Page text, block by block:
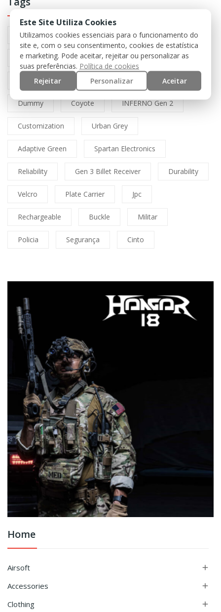
Preto Black Airsoft Tan
Multicam Mfh Boné Cordura
Lasercut Spitfire Direct Action
Dummy Coyote INFERNO Gen 2
Customization Urban Grey
Adaptive Green Spartan Electronics
Reliability Gen 3 Billet Receiver Durability
Velcro Plate Carrier Jpc
Rechargeable Buckle Militar
Policia Segurança Cinto
Home
Airsoft 
Accessories 
Clothing 
Este Site Utiliza Cookies
Utilizamos cookies essenciais para o funcionamento do
site e, com o seu consentimento, cookies de estatística
e marketing. Pode aceitar, rejeitar ou personalizar as
suas preferências. Política de cookies
Rejeitar
Personalizar Aceitar